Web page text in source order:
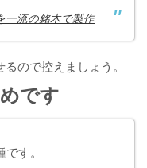
一流の銘木で製作
ので控えましょう。
です
す。